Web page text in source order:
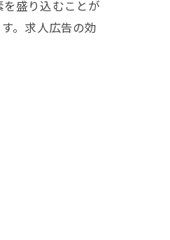
盛り込むことが
。求人広告の効